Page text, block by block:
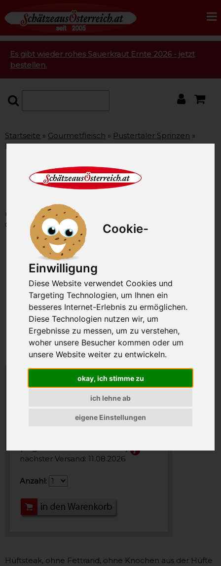
Cookie-
Einwilligung
Diese Website verwendet Cookies und
Targeting Technologien, um Ihnen ein
besseres Internet-Erlebnis zu ermöglichen.
Diese Technologien nutzen wir, um
Ergebnisse zu messen, um zu verstehen,
woher unsere Besucher kommen oder um
unsere Website weiter zu entwickeln.
okay, ich stimme zu
ich lehne ab
eigene Einstellungen
Es gibt wieder rohes Sauerkraut Ernte 2026 - jetzt
bestellen.
Startseite Gourmetfleisch
Pustertaler Sprinzen
Pustertaler Sprinzen Hüftsteak ca. 1,0 kg
Pustertaler Sprinzen
Hüftsteak ca. 1,0 kg
unsere Artikel-Nummer: SAO1988
Gewicht: 1000g
50,84 EUR pro kg
nächster Versand: 11.08.2026
Anzahl:
Hüftsteak, ohne Fettrand, ohne Knochen aus der Hüfte